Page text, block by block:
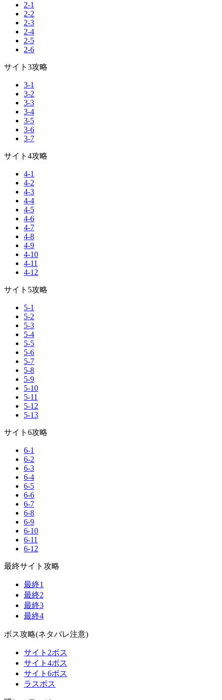
2-1
2-2
2-3
2-4
2-5
2-6
サイト3攻略
3-1
3-2
3-3
3-4
3-5
3-6
3-7
サイト4攻略
4-1
4-2
4-3
4-4
4-5
4-6
4-7
4-8
4-9
4-10
4-11
4-12
サイト5攻略
5-1
5-2
5-3
5-4
5-5
5-6
5-7
5-8
5-9
5-10
5-11
5-12
5-13
サイト6攻略
6-1
6-2
6-3
6-4
6-5
6-6
6-7
6-8
6-9
6-10
6-11
6-12
最終サイト攻略
最終1
最終2
最終3
最終4
ボス攻略(ネタバレ注意)
サイト2ボス
サイト4ボス
サイト6ボス
ラスボス